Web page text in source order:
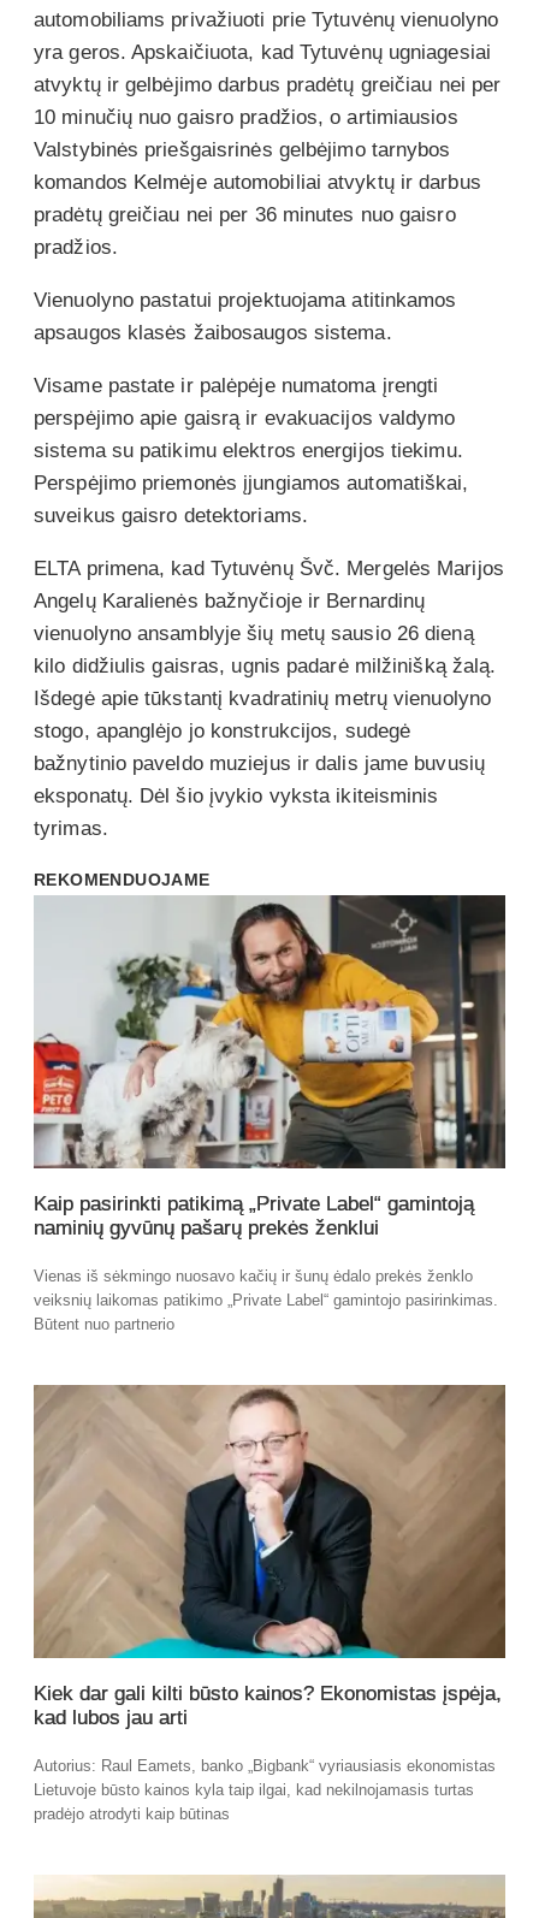
automobiliams privažiuoti prie Tytuvėnų vienuolyno
yra geros. Apskaičiuota, kad Tytuvėnų ugniagesiai
atvyktų ir gelbėjimo darbus pradėtų greičiau nei per
10 minučių nuo gaisro pradžios, o artimiausios
Valstybinės priešgaisrinės gelbėjimo tarnybos
komandos Kelmėje automobiliai atvyktų ir darbus
pradėtų greičiau nei per 36 minutes nuo gaisro
pradžios.
Vienuolyno pastatui projektuojama atitinkamos
apsaugos klasės žaibosaugos sistema.
Visame pastate ir palėpėje numatoma įrengti
perspėjimo apie gaisrą ir evakuacijos valdymo
sistema su patikimu elektros energijos tiekimu.
Perspėjimo priemonės įjungiamos automatiškai,
suveikus gaisro detektoriams.
ELTA primena, kad Tytuvėnų Švč. Mergelės Marijos
Angelų Karalienės bažnyčioje ir Bernardinų
vienuolyno ansamblyje šių metų sausio 26 dieną
kilo didžiulis gaisras, ugnis padarė milžinišką žalą.
Išdegė apie tūkstantį kvadratinių metrų vienuolyno
stogo, apanglėjo jo konstrukcijos, sudegė
bažnytinio paveldo muziejus ir dalis jame buvusių
eksponatų. Dėl šio įvykio vyksta ikiteisminis
tyrimas.
REKOMENDUOJAME
Kaip pasirinkti patikimą „Private Label“ gamintoją
naminių gyvūnų pašarų prekės ženklui
Vienas iš sėkmingo nuosavo kačių ir šunų ėdalo prekės ženklo
veiksnių laikomas patikimo „Private Label“ gamintojo pasirinkimas.
Būtent nuo partnerio
Kiek dar gali kilti būsto kainos? Ekonomistas įspėja,
kad lubos jau arti
Autorius: Raul Eamets, banko „Bigbank“ vyriausiasis ekonomistas
Lietuvoje būsto kainos kyla taip ilgai, kad nekilnojamasis turtas
pradėjo atrodyti kaip būtinas